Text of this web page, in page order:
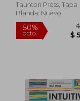
Taunton Press, Tapa
Blanda, Nuevo